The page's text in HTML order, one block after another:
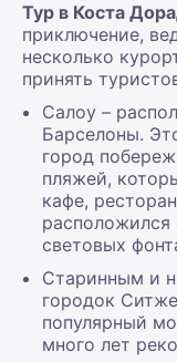
Тур в Коста
приключение,
несколько
принять
Салоу –
Барселоны.
город
пляжей,
кафе,
световых
Старинным и
городок
популярный
много лет